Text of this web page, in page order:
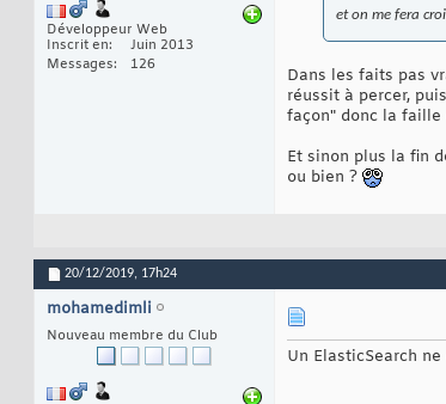
Développeur Web
Inscrit en
Juin 2013
Messages
126
et on me fera
Dans les faits pas
réussit à percer,
façon" donc la faille
Et sinon plus la fin
ou bien ?
20/12/2019, 17h24
mohamedimli
Nouveau membre du Club
Un ElasticSearch